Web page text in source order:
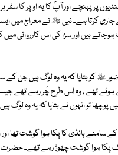
پر پہنچے اور آپؐ کا یہ اوپر کا
کرتا ہے۔ نبی ﷺ نے معراج میں
ہیں اور سزا کی اس کارروائی
ﷺ کو بتایا کہ یہ وہ لوگ ہیں جن
تھے ، وہ اس طرح چَر رہے تھے
انہوں نے بتایا کہ یہ وہ لوگ ہیں
سامنے ہانڈی کا پکا ہوا گوشت تھا
پکا ہوا گوشت چھوڑ رہے تھے۔ حضرت